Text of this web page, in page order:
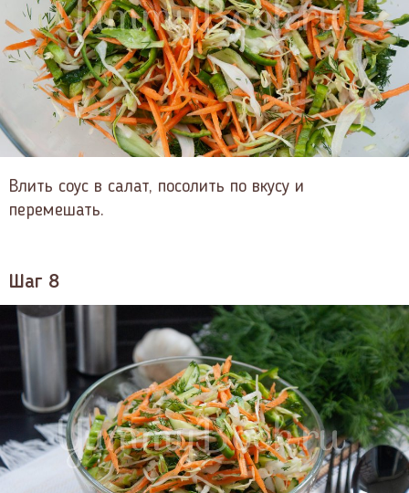
Влить соус в салат, посолить по вкусу и
перемешать.
Шаг 8